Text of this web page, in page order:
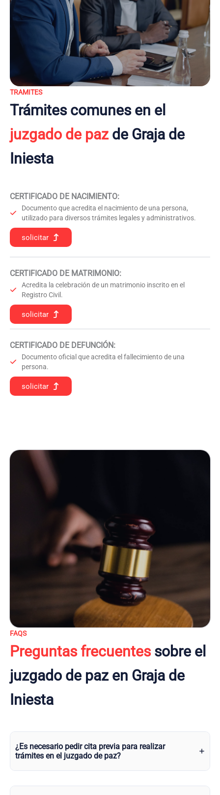
TRAMITES
Trámites comunes en el
juzgado de pazde Graja de
Iniesta
CERTIFICADO DE NACIMIENTO:
Documento que acredita el nacimiento de una persona,
utilizado para diversos trámites legales y administrativos.
solicitar
CERTIFICADO DE MATRIMONIO:
Acredita la celebración de un matrimonio inscrito en el
Registro Civil.
solicitar
CERTIFICADO DE DEFUNCIÓN:
Documento oficial que acredita el fallecimiento de una
persona.
solicitar
FAQS
Preguntas frecuentessobre el
juzgado de paz en Graja de
Iniesta
¿Es necesario pedir cita previa para realizar
trámites en el juzgado de paz?